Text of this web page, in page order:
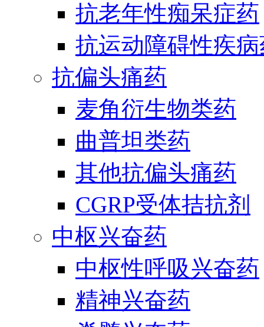
抗老年性痴呆症药
抗运动障碍性疾
抗偏头痛药
麦角衍生物类药
曲普坦类药
其他抗偏头痛药
CGRP受体拮抗剂
中枢兴奋药
中枢性呼吸兴奋药
精神兴奋药